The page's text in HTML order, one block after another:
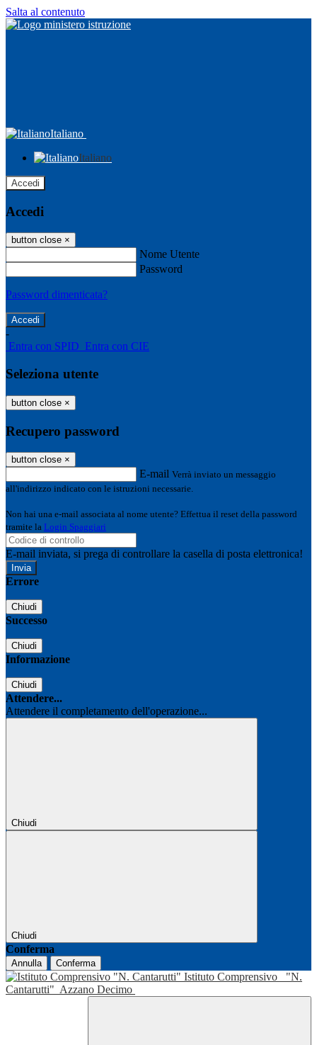
Salta al contenuto
Italiano
Italiano
Accedi
Accedi
button close ×
Nome Utente
Password
Password dimenticata?
-
Entra con SPID Entra con CIE
Seleziona utente
button close ×
Recupero password
button close ×
E-mail Verrà inviato un messaggio
all'indirizzo indicato con le istruzioni necessarie.
Non hai una e-mail associata al nome utente? Effettua il reset della password
tramite la Login Spaggiari
E-mail inviata, si prega di controllare la casella di posta elettronica!
Errore
Chiudi
Successo
Chiudi
Informazione
Chiudi
Attendere...
Attendere il completamento dell'operazione...
Chiudi
Chiudi
Conferma
Annulla Conferma
Istituto Comprensivo
"N.
Cantarutti" Azzano Decimo